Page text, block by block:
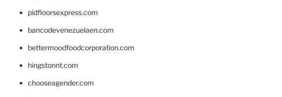
pidfloorsexpress.com
bancodevenezuelaen.com
bettermoodfoodcorporation.com
hingstonnt.com
chooseagender.com